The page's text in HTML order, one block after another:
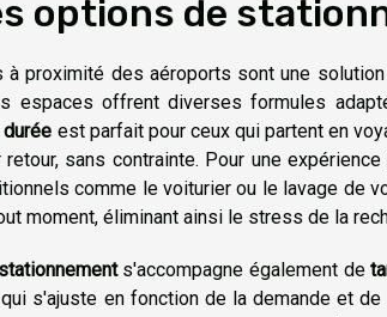
options de
proximité des aéroports sont une
espaces offrent diverses formules
est parfait pour ceux qui partent en
sans contrainte. Pour une
comme le voiturier ou le lavage de
moment, éliminant ainsi le stress de la
s'accompagne également de
qui s'ajuste en fonction de la demande et